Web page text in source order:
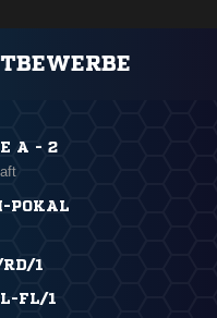
A - 2
POKAL
1
FL/1